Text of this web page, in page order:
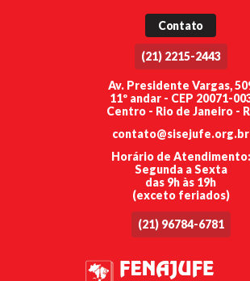
Contato
(21) 2215-2443
Av. Presidente Vargas,
11º andar - CEP 20071-
Centro - Rio de Janeiro -
contato@sisejufe.org.br
Horário de Atendimento:
Segunda a Sexta
das 9h às 19h
(exceto feriados)
(21) 96784-6781